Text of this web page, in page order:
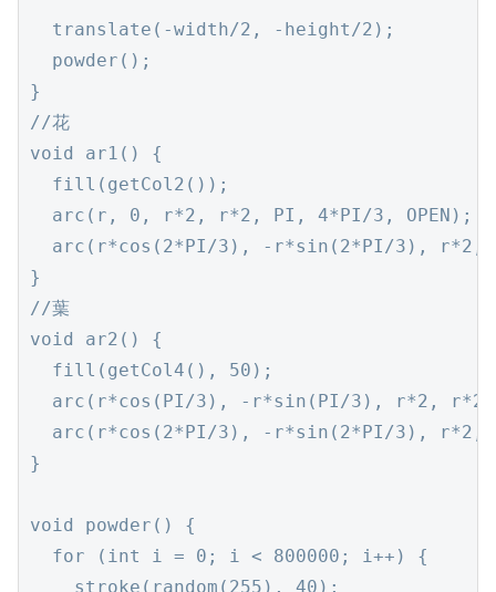
  translate(-width/2, -height/2);
  powder();
}
//花
void ar1() {
  fill(getCol2());
  arc(r, 0, r*2, r*2, PI, 4*PI/3, OPEN);
arc(r*cos(2*PI/3), -r*sin(2*PI/3), r*2,
}
//葉
void ar2() {
  fill(getCol4(), 50);
arc(r*cos(PI/3), -r*sin(PI/3), r*2,
arc(r*cos(2*PI/3), -r*sin(2*PI/3), r*2,
}
void powder() {
  for (int i = 0; i < 800000; i++) {
    stroke(random(255), 40);